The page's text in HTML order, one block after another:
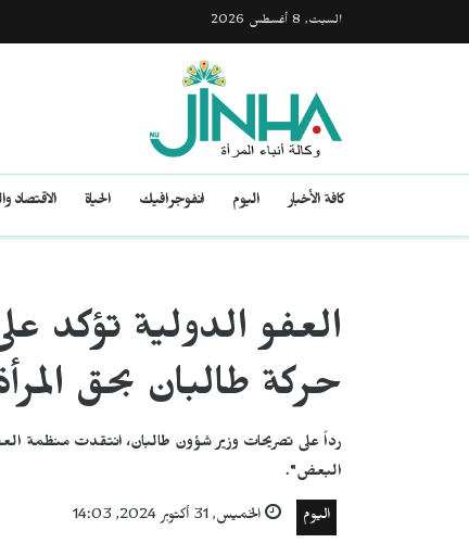
السبت, 8 أغسطس 2026
كافة الأخبار اليوم انفوجرافيك الحياة الاقتصاد
العفو الدولية تؤكد
حركة طالبان بحق
رداً على تصريحات وزير شؤون طالبان، انتقدت منظمة
البعض".
اليوم الخميس, 31 أكتوبر 2024, 14:03